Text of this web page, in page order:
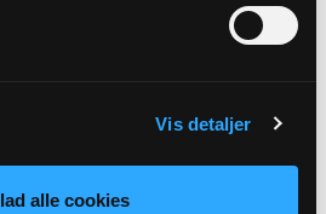
Vis detaljer
alle cookies